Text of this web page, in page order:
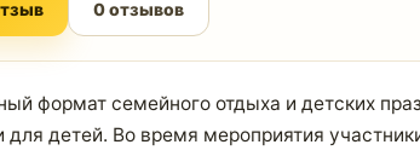
0 отзывов
формат семейного отдыха и детских
детей. Во время мероприятия